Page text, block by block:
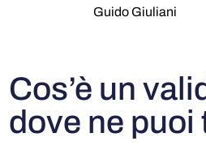
Guido Giuliani
Cos’è un
dove ne puoi